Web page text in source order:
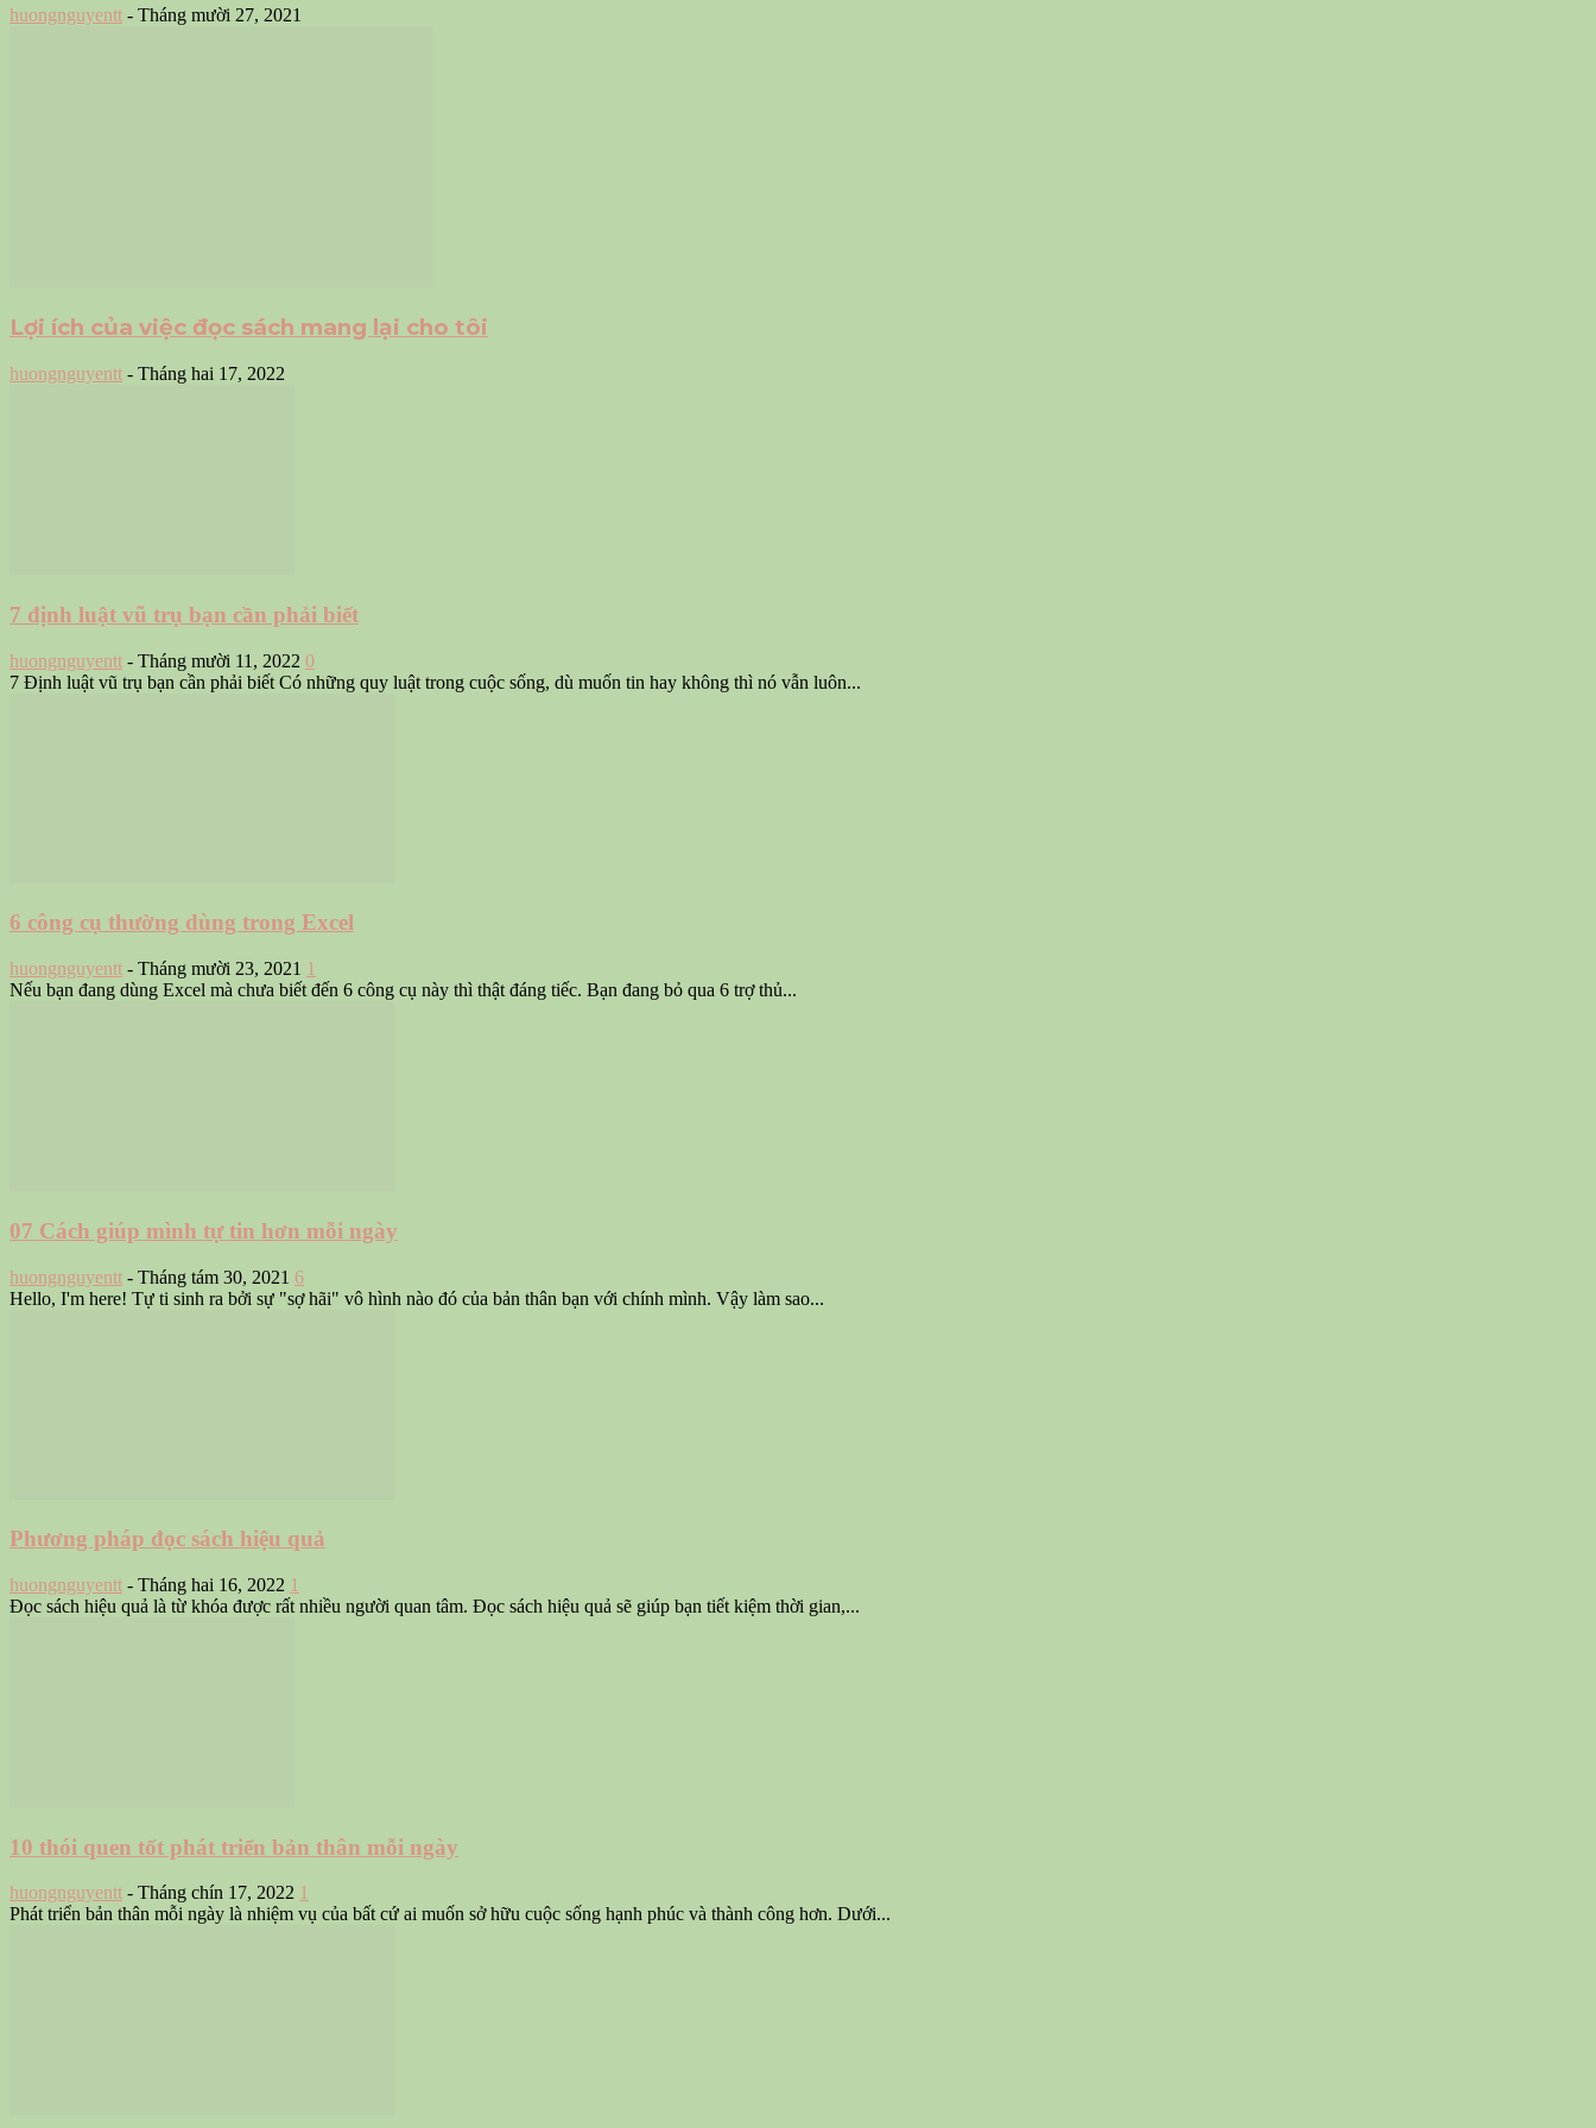
huongnguyentt - Tháng mười 27, 2021
Lợi ích của việc đọc sách mang lại cho tôi
huongnguyentt - Tháng hai 17, 2022
7 định luật vũ trụ bạn cần phải biết
huongnguyentt - Tháng mười 11, 2022 0
7 Định luật vũ trụ bạn cần phải biết Có những quy luật trong cuộc sống, dù muốn tin hay không thì nó vẫn luôn...
6 công cụ thường dùng trong Excel
huongnguyentt - Tháng mười 23, 2021 1
Nếu bạn đang dùng Excel mà chưa biết đến 6 công cụ này thì thật đáng tiếc. Bạn đang bỏ qua 6 trợ thủ...
07 Cách giúp mình tự tin hơn mỗi ngày
huongnguyentt - Tháng tám 30, 2021 6
Hello, I'm here! Tự ti sinh ra bởi sự "sợ hãi" vô hình nào đó của bản thân bạn với chính mình. Vậy làm sao...
Phương pháp đọc sách hiệu quả
huongnguyentt - Tháng hai 16, 2022 1
Đọc sách hiệu quả là từ khóa được rất nhiều người quan tâm. Đọc sách hiệu quả sẽ giúp bạn tiết kiệm thời gian,...
10 thói quen tốt phát triển bản thân mỗi ngày
huongnguyentt - Tháng chín 17, 2022 1
Phát triển bản thân mỗi ngày là nhiệm vụ của bất cứ ai muốn sở hữu cuộc sống hạnh phúc và thành công hơn. Dưới...